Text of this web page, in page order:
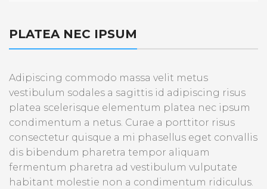
PLATEA NEC IPSUM
Adipiscing commodo massa velit metus
vestibulum sodales a sagittis id adipiscing risus
platea scelerisque elementum platea nec ipsum
condimentum a netus. Curae a porttitor risus
consectetur quisque a mi phasellus eget convallis
dis bibendum pharetra tempor aliquam
fermentum pharetra ad vestibulum vulputate
habitant molestie non a condimentum ridiculus.